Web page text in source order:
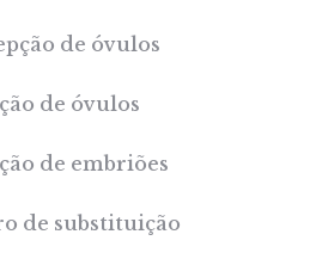
de óvulos
de óvulos
de embriões
de substituição